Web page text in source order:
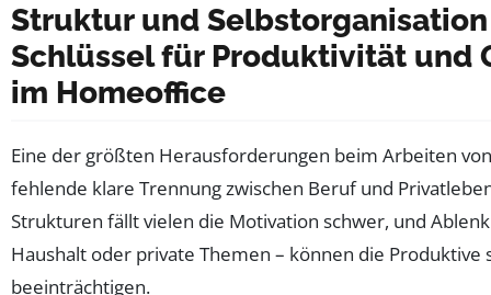
Struktur und
Schlüssel für Produktivität und
im Homeoffice
Eine der größten Herausforderungen beim Arbeiten
fehlende klare Trennung zwischen Beruf und
Strukturen fällt vielen die Motivation schwer, und
Haushalt oder private Themen – können die Produktive
beeinträchtigen.